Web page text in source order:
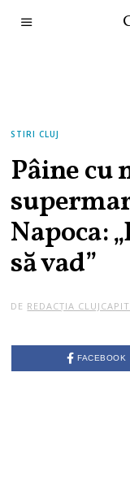
STIRI CLUJ
Pâine cu
Napoca:
să vad”
DE REDACȚIA
FACEBOOK